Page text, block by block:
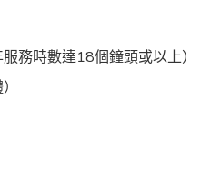
務時數達18個鐘頭或以上）